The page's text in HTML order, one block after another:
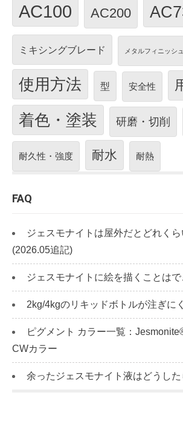
AC100 AC200
ミキシングブレード メタルフィニッシュ
使用方法 型 安全性
着色・塗装 研磨・切削
耐久性・強度 耐水 耐熱
FAQ
ジェスモナイトは屋外だとどれく
(2026.05追記)
ジェスモナイトに絵を描くことは
2kg/4kgのリキッドボトルが注ぎに
ピグメント カラー一覧：
CWカラー
余ったジェスモナイト液はどうした